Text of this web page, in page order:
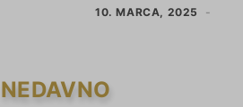
10. MARCA, 2025
NEDAVNO